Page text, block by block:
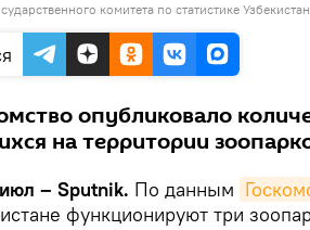
комитета по статистике
опубликовало
на территории
– Sputnik. По данным
функционируют три